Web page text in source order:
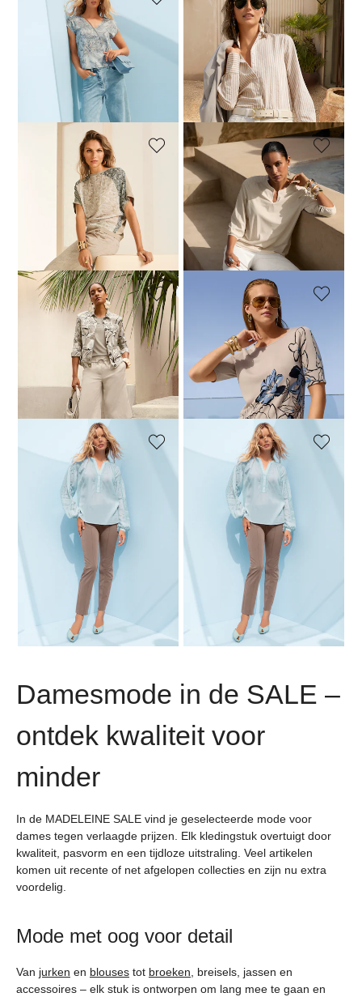
MADELEINE
169,95 €
Laagste prijs van de afgelopen 30
dagen**: 129,95 € (-23%)
MADELEINE
189,95 €319,95 €
Laagste prijs van de afgelopen 30
dagen**: 239,95 € (-20%)
119,95 €
Laagste prijs van de afgelopen 30
dagen**: 99,95 € (-30%)
MADELEINE
Blouse
69,95 €119,95 €
Laagste prijs van de afgelopen 30
dagen**: 99,95 € (-30%)
119,95 €
Laagste prijs van de afgelopen 30
dagen**: 89,95 €
(-33%)
99,95 €119,95 €
MADELEINE
179,95 €
Laagste prijs van de afgelopen 30
dagen**: 139,95 €
(-21%)
MADELEINE
139,95 €
Laagste prijs van de afgelopen 30
dagen**: 89,95 €
(-22%)
1 4
Damesmode in de SALE –
ontdek kwaliteit voor
minder
In de MADELEINE SALE vind je geselecteerde mode voor
dames tegen verlaagde prijzen. Elk kledingstuk overtuigt door
kwaliteit, pasvorm en een tijdloze uitstraling. Veel artikelen
komen uit recente of net afgelopen collecties en zijn nu extra
voordelig.
Mode met oog voor detail
Van jurken en blouses tot broeken, breisels, jassen en
accessoires – elk stuk is ontworpen om lang mee te gaan en